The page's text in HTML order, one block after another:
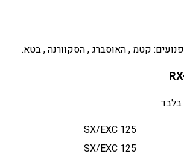
קטמ , האוסברג , הסקוורנה , בטא.
125 SX/EXC
125 SX/EXC